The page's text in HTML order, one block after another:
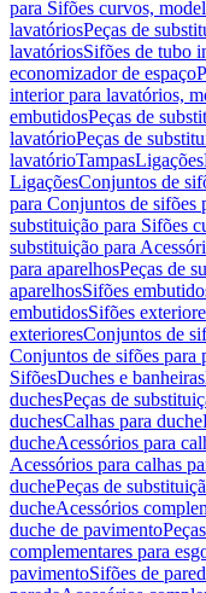
para Sifões curvos,
lavatóriosPeças de
lavatóriosSifões de tubo
economizador de espaço
interior para lavatórios,
embutidosPeças de
lavatórioPeças de
lavatórioTampasLigações
LigaçõesConjuntos de
para Conjuntos de sifões
substituição para Sifões
substituição para
para aparelhosPeças de
aparelhosSifões
embutidosSifões
exterioresConjuntos de
Conjuntos de sifões para
SifõesDuches e banheiras
duchesPeças de
duchesCalhas para duche
ducheAcessórios para
Acessórios para calhas
duchePeças de
ducheAcessórios
duche de pavimento
complementares para
pavimentoSifões de